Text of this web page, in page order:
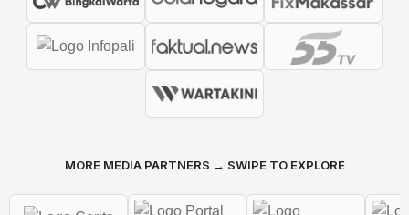
MORE MEDIA PARTNERS → SWIPE TO EXPLORE